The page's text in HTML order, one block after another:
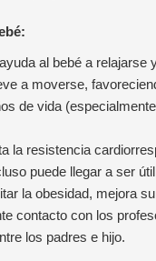
al bebé a
a moverse,
de vida
la resistencia
puede llegar a ser
la obesidad, mejora
contacto con los
los padres e hijo.